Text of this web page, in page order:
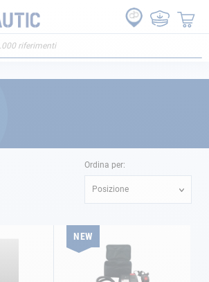
Ordina per:
Posizione
NEW